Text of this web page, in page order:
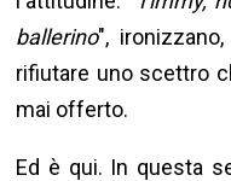
ballerino",
rifiutare uno scettro
mai offerto.
Ed è qui. In questa